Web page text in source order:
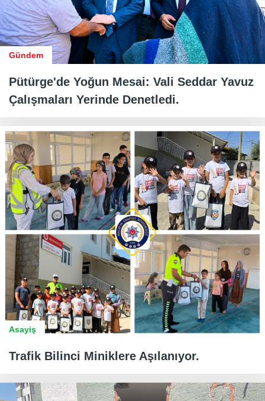
Gündem
Pütürge'de Yoğun Mesai: Vali Seddar Yavuz
Çalışmaları Yerinde Denetledi.
Asayiş
Trafik Bilinci Miniklere Aşılanıyor.